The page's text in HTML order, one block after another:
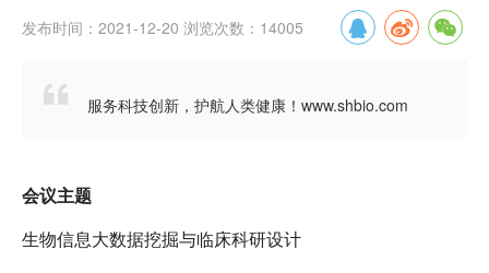
发布时间：2021-12-20 浏览次数：14005
 服务科技创新，护航人类健康！www.shbio.com
会议主题
生物信息大数据挖掘与临床科研设计